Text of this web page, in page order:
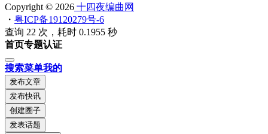
Copyright © 2026 十四夜编曲网
・ 粤ICP备19120279号-6
查询 22 次，耗时 0.1955 秒
首页专题认证
搜索菜单我的
发布文章
发布快讯
创建圈子
发表话题